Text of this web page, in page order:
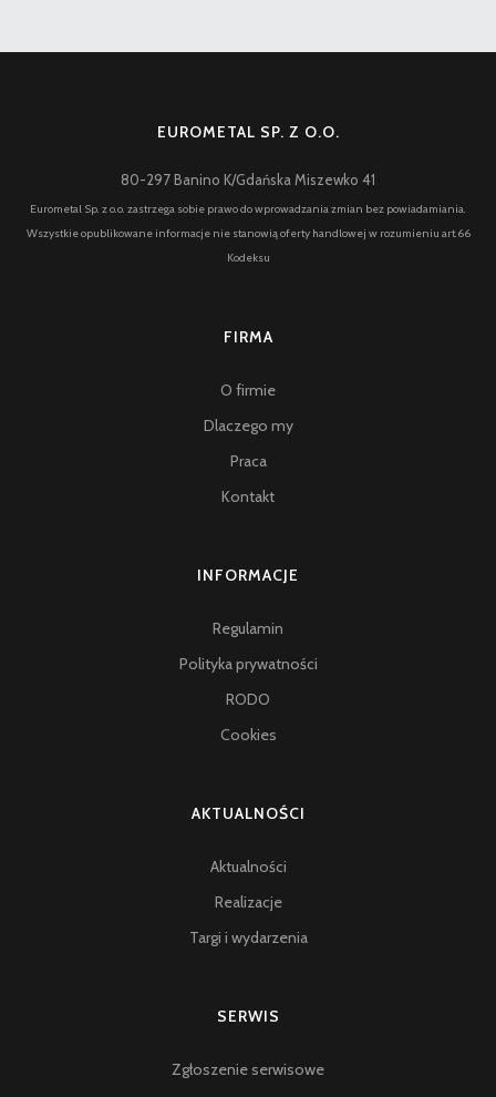
EUROMETAL SP. Z O.O.
80-297 Banino K/Gdańska Miszewko 41
Eurometal Sp. z o.o. zastrzega sobie prawo do wprowadzania zmian bez powiadamiania.
Wszystkie opublikowane informacje nie stanowią oferty handlowej w rozumieniu art.66
Kodeksu
FIRMA
O firmie
Dlaczego my
Praca
Kontakt
INFORMACJE
Regulamin
Polityka prywatności
RODO
Cookies
AKTUALNOŚCI
Aktualności
Realizacje
Targi i wydarzenia
SERWIS
Zgłoszenie serwisowe